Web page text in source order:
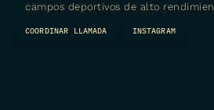
campos deportivos de alto
COORDINAR LLAMADA INSTAGRAM